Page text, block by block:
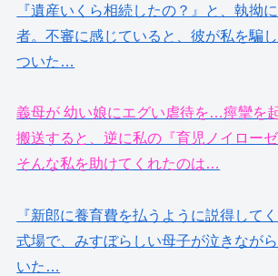
『遺産いくら相続したの？』と、執拗
者。不審に感じていると、彼が私を騙
ついた…
義母が 幼い娘にエグい虐待を…痙攣を
搬送すると、逆に私の『育児ノイローゼ
そんな私を助けてくれたのは…
『新郎に養育費を払うように説得して
式場で、みすぼらしい母子が泣きなが
いた…